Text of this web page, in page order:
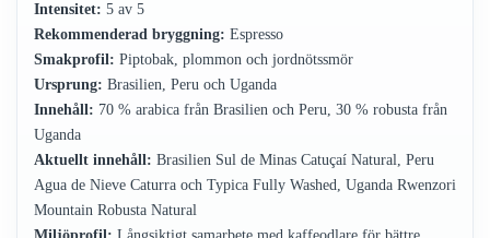
Intensitet: 5 av 5
Rekommenderad bryggning: Espresso
Smakprofil: Piptobak, plommon och jordnötssmör
Ursprung: Brasilien, Peru och Uganda
Innehåll: 70 % arabica från Brasilien och Peru, 30 % robusta från
Uganda
Aktuellt innehåll: Brasilien Sul de Minas Catuçaí Natural, Peru
Agua de Nieve Caturra och Typica Fully Washed, Uganda Rwenzori
Mountain Robusta Natural